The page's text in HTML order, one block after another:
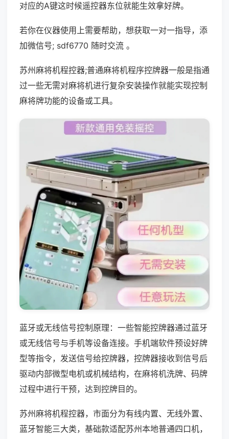
对应的A键这时候遥控器东位就能生效拿好牌。
若你在仪器使用上需要帮助，想获取一对一指导，添
加微信号; sdf6770 随时交流 。
苏州麻将机程控器;普通麻将机程序控牌器一般是指通
过一些无需对麻将机进行复杂安装操作就能实现控制
麻将牌功能的设备或工具。
蓝牙或无线信号控制原理：一些智能控牌器通过蓝牙
或无线信号与手机等设备连接。手机端软件预设好牌
型等指令，发送信号给控牌器，控牌器接收到信号后
驱动内部微型电机或机械结构，在麻将机洗牌、码牌
过程中进行干预，达到控牌目的。
苏州麻将机程控器，市面分为有线内置、无线外置、
蓝牙智能三大类，基础款适配苏州本地普通四口机，